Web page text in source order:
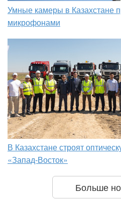
Умные камеры в Казахстане
микрофонами
В Казахстане строят
«Запад-Восток»
Больше